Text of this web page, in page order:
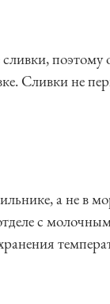
поэтому
Сливки не
а не в
с